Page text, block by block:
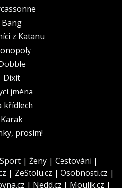
Bang
z Katanu
Dixit
jména
křídlech
Karak
prosím!
Sport | Ženy | Cestování|
| ZeStolu.cz | Osobnosti.cz |
| Nedd.cz | Moulík.cz |